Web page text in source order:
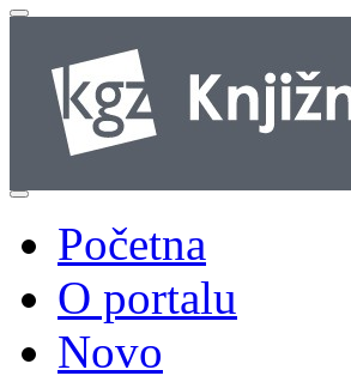
Početna
O portalu
Novo